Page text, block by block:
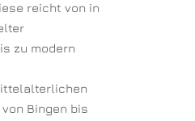
reicht von in
zu modern
Bingen bis